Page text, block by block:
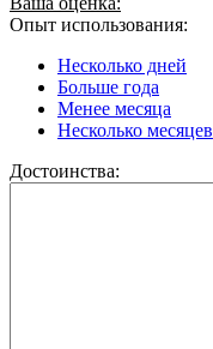
Опыт использования:
Несколько дней
Больше года
Менее месяца
Несколько месяцев
Достоинства: